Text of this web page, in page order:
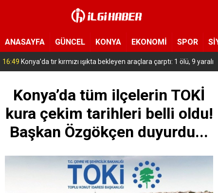
ANASAYFA GÜNCEL KONYA EKONOMİ SPOR
15:54 Yeni Medya Cemiyeti’nden Hakimiyet Gazetesi’ne 30. yıl ziyareti
Konya’da tüm ilçelerin TOKİ
kura çekim tarihleri belli oldu!
Başkan Özgökçen duyurdu...